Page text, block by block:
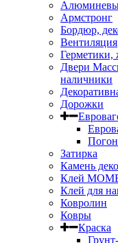
Армстронг
Бордюр,
Вентиляция
Герметики,
Двери
наличники
Дорожки
Затирка
Камень
Клей
Клей для
Ковролин
Ковры
Краска